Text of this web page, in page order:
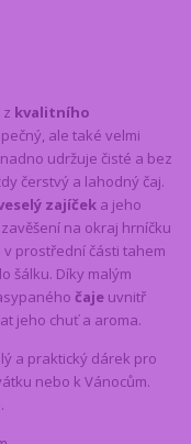
kvalitního
ale také velmi
udržuje čisté a bez
čerstvý a lahodný čaj.
zajíček a jeho
na okraj hrníčku
v prostřední části tahem
šálku. Díky malým
čaje uvnitř
jeho chuť a aroma.
a praktický dárek pro
nebo k Vánocům.